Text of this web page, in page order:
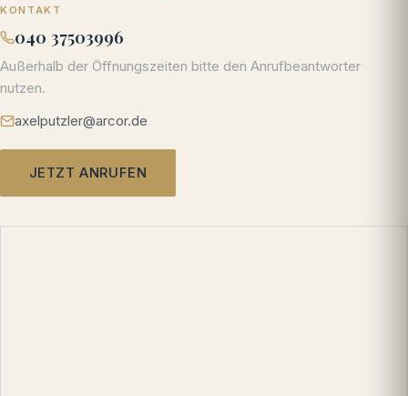
KONTAKT
040 37503996
Außerhalb der Öffnungszeiten bitte den Anrufbeantworter
nutzen.
axelputzler@arcor.de
JETZT ANRUFEN